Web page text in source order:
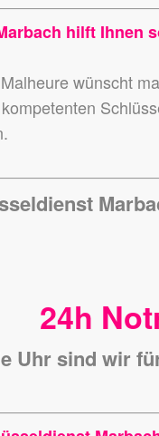
hilft Ihnen
wünscht
24h
Uhr sind wir